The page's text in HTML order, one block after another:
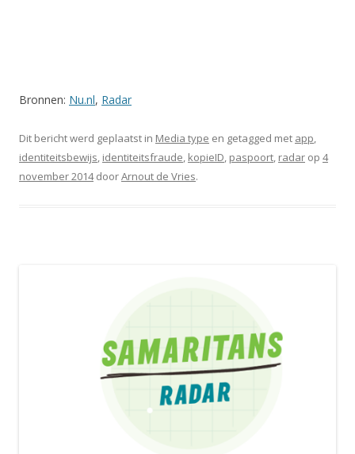
Bronnen: Nu.nl, Radar
Dit bericht werd geplaatst in Media type en getagged met app,
identiteitsbewijs, identiteitsfraude, kopieID, paspoort, radar op 4
november 2014doorArnout de Vries.